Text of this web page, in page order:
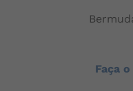
Faça